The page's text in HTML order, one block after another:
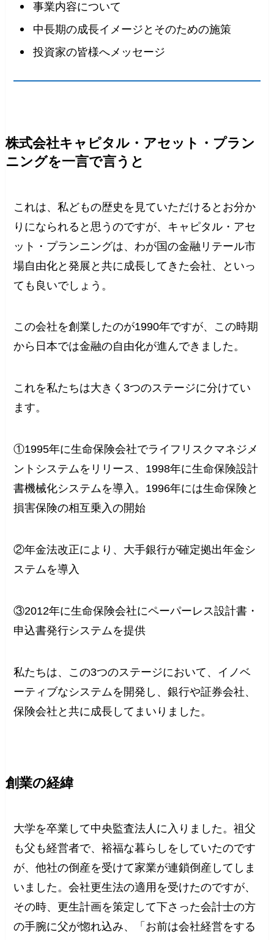
事業内容について
中長期の成長イメージとそのための施策
投資家の皆様へメッセージ
株式会社キャピタル・アセット・プラン
ニングを一言で言うと
これは、私どもの歴史を見ていただけるとお分か
りになられると思うのですが、キャピタル・アセ
ット・プランニングは、わが国の金融リテール市
場自由化と発展と共に成長してきた会社、といっ
ても良いでしょう。
この会社を創業したのが1990年ですが、この時期
から日本では金融の自由化が進んできました。
これを私たちは大きく3つのステージに分けてい
ます。
①1995年に生命保険会社でライフリスクマネジメ
ントシステムをリリース、1998年に生命保険設計
書機械化システムを導入。1996年には生命保険と
損害保険の相互乗入の開始
②年金法改正により、大手銀行が確定拠出年金シ
ステムを導入
③2012年に生命保険会社にペーパーレス設計書・
申込書発行システムを提供
私たちは、この3つのステージにおいて、イノベ
ーティブなシステムを開発し、銀行や証券会社、
保険会社と共に成長してまいりました。
創業の経緯
大学を卒業して中央監査法人に入りました。祖父
も父も経営者で、裕福な暮らしをしていたのです
が、他社の倒産を受けて家業が連鎖倒産してしま
いました。会社更生法の適用を受けたのですが、
その時、更生計画を策定して下さった会計士の方
の手腕に父が惚れ込み、「お前は会社経営をする